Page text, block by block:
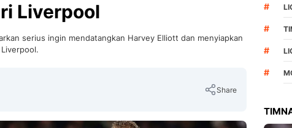
Liverpool
serius ingin mendatangkan Harvey Elliott dan menyiapkan
Share
#
#
#
#